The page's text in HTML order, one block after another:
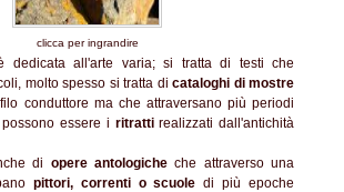
clicca per ingrandire
dedicata all'arte varia; si tratta di testi che
molto spesso si tratta di cataloghi di mostre
conduttore ma che attraversano più periodi
essere i ritrattirealizzati dall'antichità
di opere antologiche che attraverso una
pittori, correnti o scuole di più epoche